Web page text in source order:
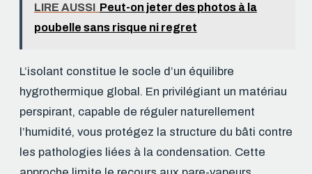
LIRE AUSSI Peut-on jeter des photos à la
poubelle sans risque ni regret
L’isolant constitue le socle d’un équilibre
hygrothermique global. En privilégiant un matériau
perspirant, capable de réguler naturellement
l’humidité, vous protégez la structure du bâti contre
les pathologies liées à la condensation. Cette